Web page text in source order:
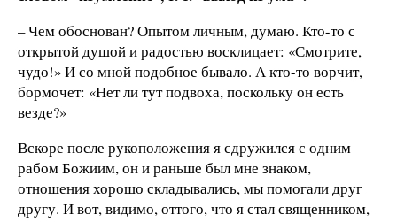
– Чем обоснован? Опытом личным, думаю. Кто-то с
открытой душой и радостью восклицает: «Смотрите,
чудо!» И со мной подобное бывало. А кто-то ворчит,
бормочет: «Нет ли тут подвоха, поскольку он есть
везде?»
Вскоре после рукоположения я сдружился с одним
рабом Божиим, он и раньше был мне знаком,
отношения хорошо складывались, мы помогали друг
другу. И вот, видимо, оттого, что я стал священником,